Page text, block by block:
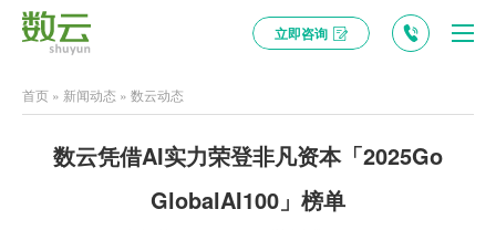
立即咨询
首页 » 新闻动态 » 数云动态
数云凭借AI实力荣登非凡资本「2025Go
GlobalAI100」榜单